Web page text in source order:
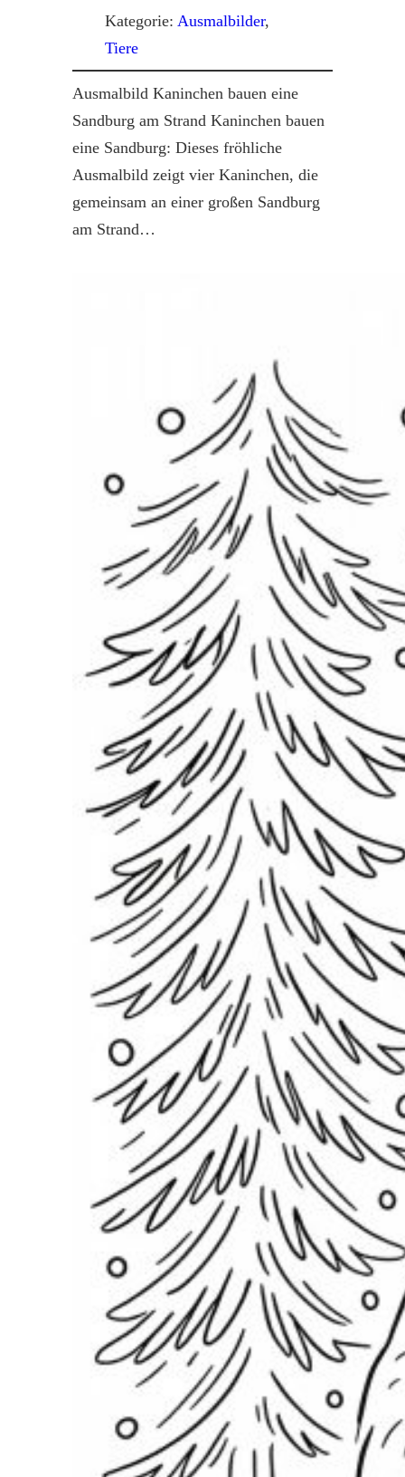
Kategorie: Ausmalbilder
Tiere
Ausmalbild Kaninchen bauen eine
Sandburg am Strand Kaninchen bauen
eine Sandburg: Dieses fröhliche
Ausmalbild zeigt vier Kaninchen, die
gemeinsam an einer großen Sandburg
am Strand…